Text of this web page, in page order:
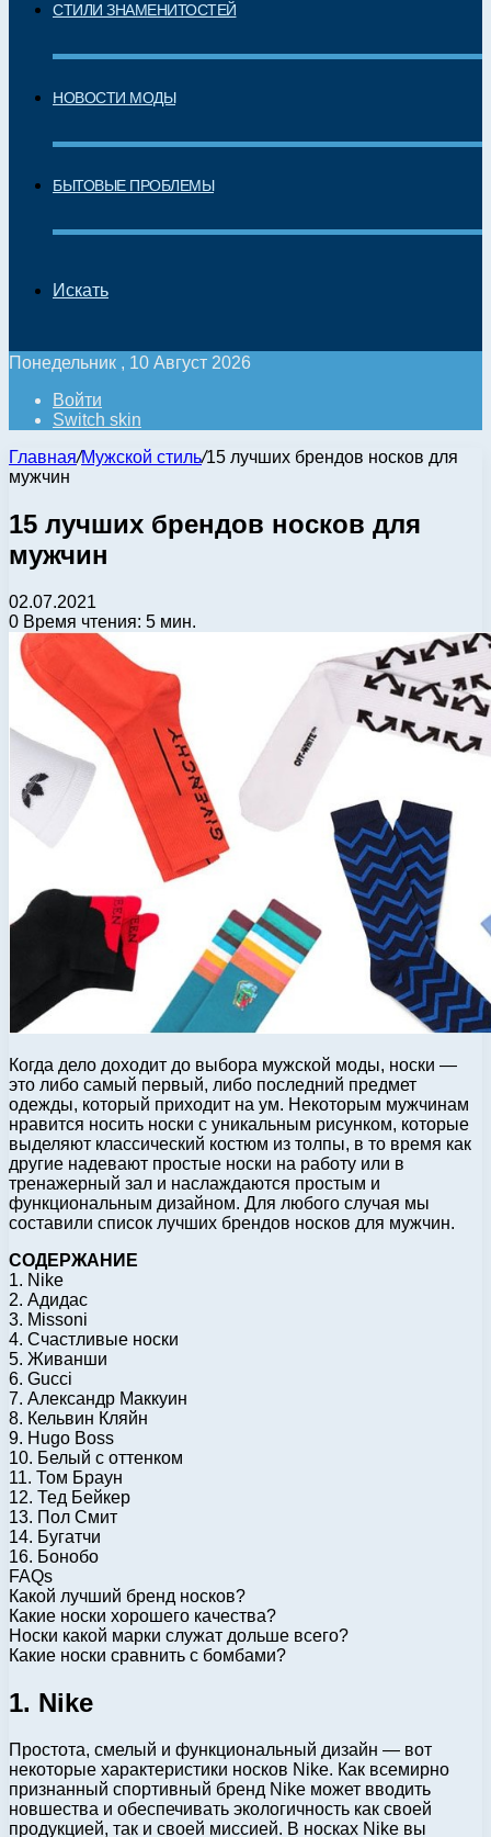
СТИЛИ ЗНАМЕНИТОСТЕЙ
НОВОСТИ МОДЫ
БЫТОВЫЕ ПРОБЛЕМЫ
Искать
Понедельник , 10 Август 2026
Войти
Switch skin
Главная/Мужской стиль/15 лучших брендов носков для
мужчин
15 лучших брендов носков для
мужчин
02.07.2021
0 Время чтения: 5 мин.
Когда дело доходит до выбора мужской моды, носки —
это либо самый первый, либо последний предмет
одежды, который приходит на ум. Некоторым мужчинам
нравится носить носки с уникальным рисунком, которые
выделяют классический костюм из толпы, в то время как
другие надевают простые носки на работу или в
тренажерный зал и наслаждаются простым и
функциональным дизайном. Для любого случая мы
составили список лучших брендов носков для мужчин.
СОДЕРЖАНИЕ
1. Nike
2. Адидас
3. Missoni
4. Счастливые носки
5. Живанши
6. Gucci
7. Александр Маккуин
8. Кельвин Кляйн
9. Hugo Boss
10. Белый с оттенком
11. Том Браун
12. Тед Бейкер
13. Пол Смит
14. Бугатчи
16. Бонобо
FAQs
Какой лучший бренд носков?
Какие носки хорошего качества?
Носки какой марки служат дольше всего?
Какие носки сравнить с бомбами?
1. Nike
Простота, смелый и функциональный дизайн — вот
некоторые характеристики носков Nike. Как всемирно
признанный спортивный бренд Nike может вводить
новшества и обеспечивать экологичность как своей
продукцией, так и своей миссией. В носках Nike вы